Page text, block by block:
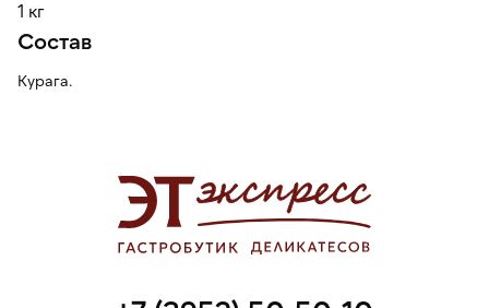
1 кг
Состав
Курага.